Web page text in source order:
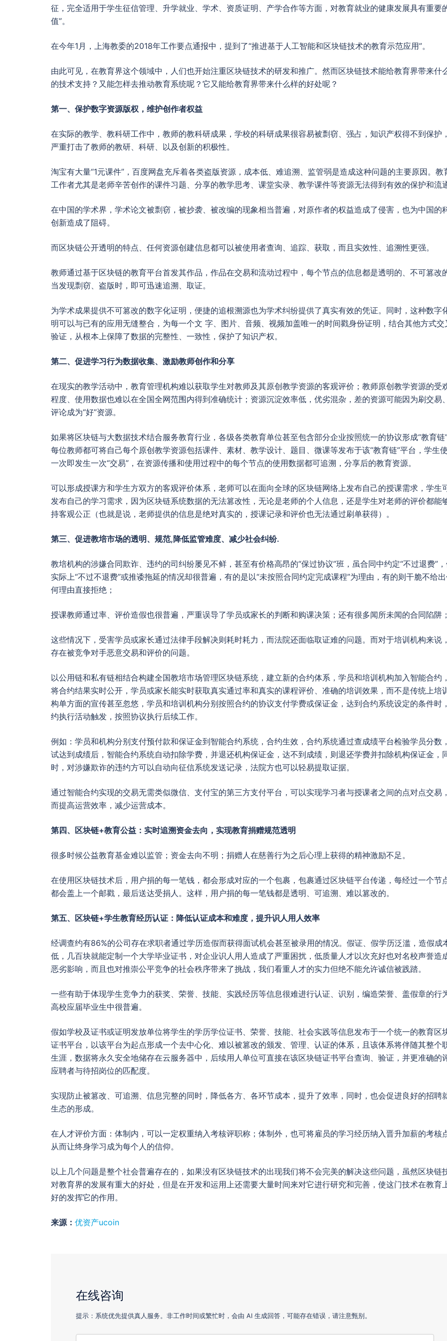
征，完全适用于学生征信管理、升学就业、学术、资质证明、产学合作等方面，对教育就业的健康发展具有重要
值”。
在今年1月，上海教委的2018年工作要点通报中，提到了“推进基于人工智能和区块链技术的教育示范应用”。
由此可见，在教育界这个领域中，人们也开始注重区块链技术的研发和推广。然而区块链技术能给教育界带来什
的技术支持？又能怎样去推动教育系统呢？它又能给教育界带来什么样的好处呢？
第一、保护数字资源版权，维护创作者权益
在实际的教学、教科研工作中，教师的教科研成果，学校的科研成果很容易被剽窃、强占，知识产权得不到保护
严重打击了教师的教研、科研、以及创新的积极性。
淘宝有大量“1元课件”，百度网盘充斥着各类盗版资源，成本低、难追溯、监管弱是造成这种问题的主要原因。教
工作者尤其是老师辛苦创作的课件习题、分享的教学思考、课堂实录、教学课件等资源无法得到有效的保护和流通
在中国的学术界，学术论文被剽窃，被抄袭、被改编的现象相当普遍，对原作者的权益造成了侵害，也为中国的
创新造成了阻碍。
而区块链公开透明的特点、任何资源创建信息都可以被使用者查询、追踪、获取，而且实效性、追溯性更强。
教师通过基于区块链的教育平台首发其作品，作品在交易和流动过程中，每个节点的信息都是透明的、不可篡改
当发现剽窃、盗版时，即可迅速追溯、取证。
为学术成果提供不可篡改的数字化证明，便捷的追根溯源也为学术纠纷提供了真实有效的凭证。同时，这种数字
明可以与已有的应用无缝整合，为每一个文 字、图片、音频、视频加盖唯一的时间戳身份证明，结合其他方式交
验证，从根本上保障了数据的完整性、一致性，保护了知识产权。
第二、促进学习行为数据收集、激励教师创作和分享
在现实的教学活动中，教育管理机构难以获取学生对教师及其原创教学资源的客观评价；教师原创教学资源的受
程度、使用数据也难以在全国全网范围内得到准确统计；资源沉淀效率低，优劣混杂，差的资源可能因为刷交易
评论成为“好”资源。
如果将区块链与大数据技术结合服务教育行业，各级各类教育单位甚至包含部分企业按照统一的协议形成“教育链”
每位教师都可将自己每个原创教学资源包括课件、素材、教学设计、题目、微课等发布于该“教育链”平台，学生
一次即发生一次“交易”，在资源传播和使用过程中的每个节点的使用数据都可追溯，分享后的教育资源。
可以形成授课方和学生方双方的客观评价体系，老师可以在面向全球的区块链网络上发布自己的授课需求，学生
发布自己的学习需求，因为区块链系统数据的无法篡改性，无论是老师的个人信息，还是学生对老师的评价都能
持客观公正（也就是说，老师提供的信息是绝对真实的，授课记录和评价也无法通过刷单获得）。
第三、促进教培市场的透明、规范,降低监管难度、减少社会纠纷.
教培机构的涉嫌合同欺诈、违约的司纠纷屡见不鲜，甚至有价格高昂的“保过协议”班，虽合同中约定“不过退费”，
实际上“不过不退费”或推诿拖延的情况却很普遍，有的是以“未按照合同约定完成课程”为理由，有的则干脆不给
何理由直接拒绝；
授课教师通过率、评价造假也很普遍，严重误导了学员或家长的判断和购课决策；还有很多闻所未闻的合同陷阱；
这些情况下，受害学员或家长通过法律手段解决则耗时耗力，而法院还面临取证难的问题。而对于培训机构来说
存在被竞争对手恶意交易和评价的问题。
以公用链和私有链相结合构建全国教培市场管理区块链系统，建立新的合约体系，学员和培训机构加入智能合约
将合约结果实时公开，学员或家长能实时获取真实通过率和真实的课程评价、准确的培训效果，而不是传统上培
构单方面的宣传甚至忽悠，学员和培训机构分别按照合约的协议支付学费或保证金，达到合约系统设定的条件时
约执行活动触发，按照协议执行后续工作。
例如：学员和机构分别支付预付款和保证金到智能合约系统，合约生效，合约系统通过查成绩平台检验学员分数
试达到成绩后，智能合约系统自动扣除学费，并退还机构保证金，达不到成绩，则退还学费并扣除机构保证金，
时，对涉嫌欺诈的违约方可以自动向征信系统发送记录，法院方也可以轻易提取证据。
通过智能合约实现的交易无需类似微信、支付宝的第三方支付平台，可以实现学习者与授课者之间的点对点交易
而提高运营效率，减少运营成本。
第四、区块链+教育公益：实时追溯资金去向，实现教育捐赠规范透明
很多时候公益教育基金难以监管；资金去向不明；捐赠人在慈善行为之后心理上获得的精神激励不足。
在使用区块链技术后，用户捐的每一笔钱，都会形成对应的一个包裹，包裹通过区块链平台传递，每经过一个节
都会盖上一个邮戳，最后送达受捐人。这样，用户捐的每一笔钱都是透明、可追溯、难以篡改的。
第五、区块链+学生教育经历认证：降低认证成本和难度，提升识人用人效率
经调查约有86%的公司存在求职者通过学历造假而获得面试机会甚至被录用的情况。假证、假学历泛滥，造假成
低，几百块就能定制一个大学毕业证书，对企业识人用人造成了严重困扰，低质量人才以次充好也对名校声誉造
恶劣影响，而且也对推崇公平竞争的社会秩序带来了挑战，我们看重人才的实力但绝不能允许诚信被践踏。
一些有助于体现学生竞争力的获奖、荣誉、技能、实践经历等信息很难进行认证、识别，编造荣誉、盖假章的行
高校应届毕业生中很普遍。
假如学校及证书或证明发放单位将学生的学历学位证书、荣誉、技能、社会实践等信息发布于一个统一的教育区
证书平台，以该平台为起点形成一个去中心化、难以被篡改的颁发、管理、认证的体系，且该体系将伴随其整个
生涯，数据将永久安全地储存在云服务器中，后续用人单位可直接在该区块链证书平台查询、验证，并更准确的
应聘者与待招岗位的匹配度。
实现防止被篡改、可追溯、信息完整的同时，降低各方、各环节成本，提升了效率，同时，也会促进良好的招聘
生态的形成。
在人才评价方面：体制内，可以一定权重纳入考核评职称；体制外，也可将雇员的学习经历纳入晋升加薪的考核点
从而让终身学习成为每个人的信仰。
以上几个问题是整个社会普遍存在的，如果没有区块链技术的出现我们将不会完美的解决这些问题，虽然区块链
对教育界的发展有重大的好处，但是在开发和运用上还需要大量时间来对它进行研究和完善，使这门技术在教育
好的发挥它的作用。
来源： 优资产ucoin
在线咨询
提示：系统优先提供真人服务。非工作时间或繁忙时，会由 AI 生成回答，可能存在错误，请注意甄别。